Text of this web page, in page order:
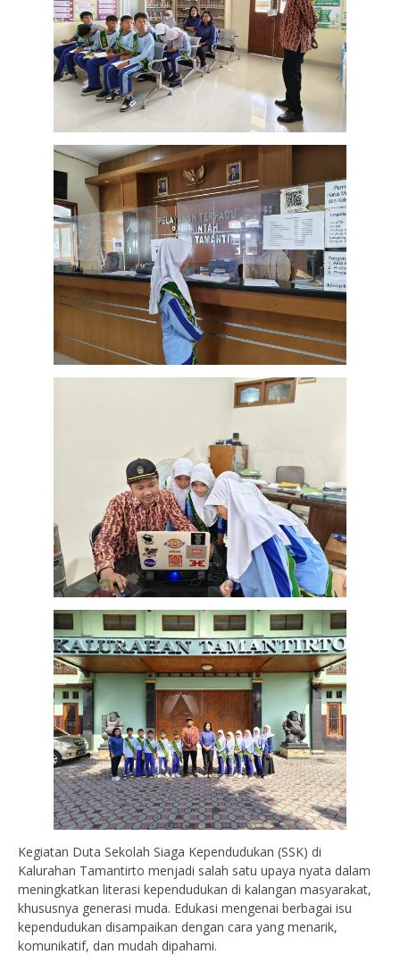
Kegiatan Duta Sekolah Siaga Kependudukan (SSK) di
Kalurahan Tamantirto menjadi salah satu upaya nyata dalam
meningkatkan literasi kependudukan di kalangan masyarakat,
khususnya generasi muda. Edukasi mengenai berbagai isu
kependudukan disampaikan dengan cara yang menarik,
komunikatif, dan mudah dipahami.